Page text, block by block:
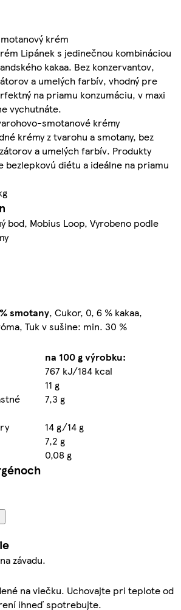
krém
Lipánek s jedinečnou kombináciou
kakaa. Bez konzervantov,
a umelých farbív, vhodný pre
na priamu konzumáciu, v maxi
vychutnáte.
smotanové krémy
krémy z tvarohu a smotany, bez
a umelých farbív. Produkty
bezlepkovú diétu a ideálne na priamu
bod, Mobius Loop, Vyrobeno podle
smotany, Cukor, 0, 6 % kakaa,
Tuk v sušine: min. 30 %
na 100 g výrobku:
767 kJ/184 kcal
11 g
7,3 g
14 g/14 g
7,2 g
0,08 g
závadu.
na viečku. Uchovajte pri teplote od
ihneď spotrebujte.